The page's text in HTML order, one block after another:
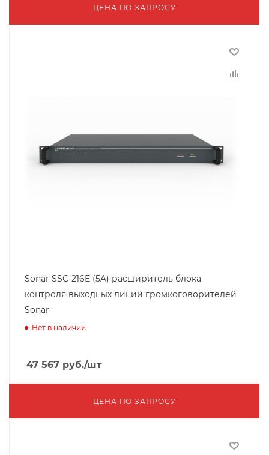
ЦЕНА ПО ЗАПРОСУ
Sonar SSC-216E (5A) расширитель блока
контроля выxодныx линий громкоговорителей
Sonar
Нет в наличии
47 567 руб./шт
ЦЕНА ПО ЗАПРОСУ